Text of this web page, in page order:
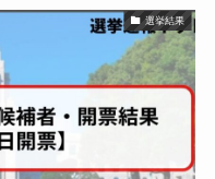
選挙結果